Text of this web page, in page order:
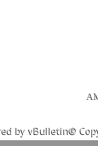
by vBulletin®